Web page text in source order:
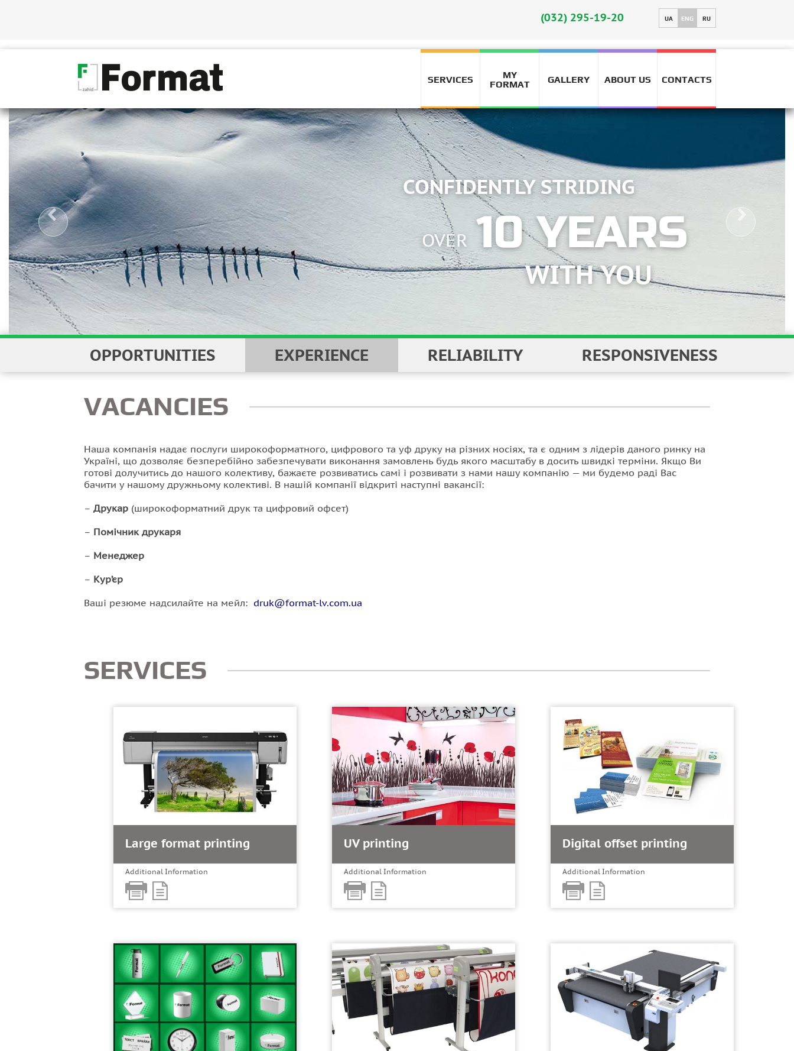
(032) 295-19-20 UA ENG RU
SERVICES
MY
FORMAT
GALLERY ABOUT US CONTACTS
OPPORTUNITIES EXPERIENCE RELIABILITY RESPONSIVENESS
VACANCIES
Наша компанія надає послуги широкоформатного, цифрового та уф друку на різних носіях, та є одним з лідерів даного ринку на
Україні, що дозволяє безперебійно забезпечувати виконання замовлень будь якого масштабу в досить швидкі терміни. Якщо Ви
готові долучитись до нашого колективу, бажаєте розвиватись самі і розвивати з нами нашу компанію — ми будемо раді Вас
бачити у нашому дружньому колективі. В нашій компанії відкриті наступні вакансії:
– Друкар (широкоформатний друк та цифровий офсет)
– Помічник друкаря
– Менеджер
– Кур’єр
Ваші резюме надсилайте на мейл: druk@format-lv.com.ua
SERVICES
Large format printing
Additional Information
UV printing
Additional Information
Digital offset printing
Additional Information